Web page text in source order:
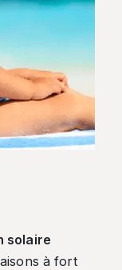
solaire
à fort